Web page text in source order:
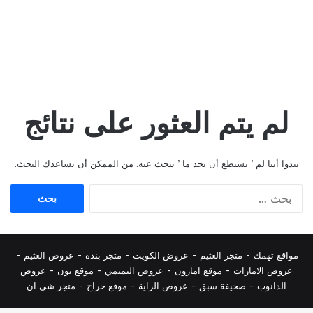
لم يتم العثور على نتائج
يبدوا أننا لم ’ نستطع أن نجد ما ’ تبحث عنه. من الممكن أن يساعدك البحث.
مواقع تهمك - متجر العثيم - عروض الكويت - متجر بنده - عروض العثيم -
عروض الامارات - موقع امازون - عروض التميمي - موقع نون - عروض
الدانوب - صحيفة سبق - عروض الراية - موقع حراج - متجر شي ان